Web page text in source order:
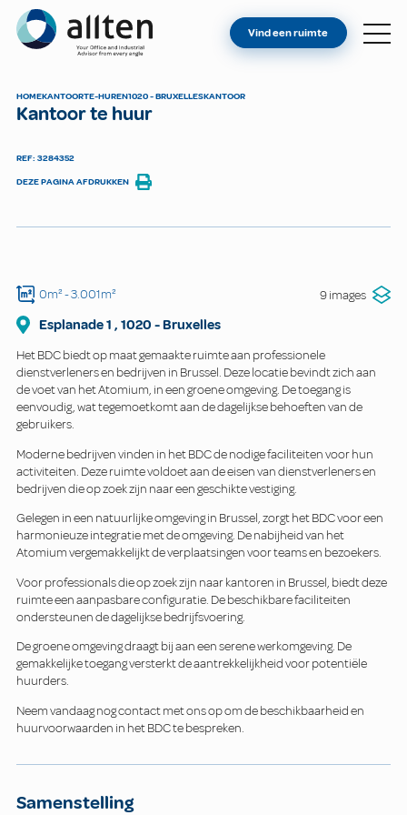
Allten
VIND EEN RUIMTE
Vind een ruimte
HOMEKANTOORTE-HUREN1020 - BRUXELLESKANTOOR
Kantoor te huur
REF: 3284352
DEZE PAGINA AFDRUKKEN
0m²- 3.001m² 9 images
Esplanade1 , 1020 -Bruxelles
Het BDC biedt op maat gemaakte ruimte aan professionele
dienstverleners en bedrijven in Brussel. Deze locatie bevindt zich aan
de voet van het Atomium, in een groene omgeving. De toegang is
eenvoudig, wat tegemoetkomt aan de dagelijkse behoeften van de
gebruikers.
Moderne bedrijven vinden in het BDC de nodige faciliteiten voor hun
activiteiten. Deze ruimte voldoet aan de eisen van dienstverleners en
bedrijven die op zoek zijn naar een geschikte vestiging.
Gelegen in een natuurlijke omgeving in Brussel, zorgt het BDC voor een
harmonieuze integratie met de omgeving. De nabijheid van het
Atomium vergemakkelijkt de verplaatsingen voor teams en bezoekers.
Voor professionals die op zoek zijn naar kantoren in Brussel, biedt deze
ruimte een aanpasbare configuratie. De beschikbare faciliteiten
ondersteunen de dagelijkse bedrijfsvoering.
De groene omgeving draagt bij aan een serene werkomgeving. De
gemakkelijke toegang versterkt de aantrekkelijkheid voor potentiële
huurders.
Neem vandaag nog contact met ons op om de beschikbaarheid en
huurvoorwaarden in het BDC te bespreken.
Samenstelling